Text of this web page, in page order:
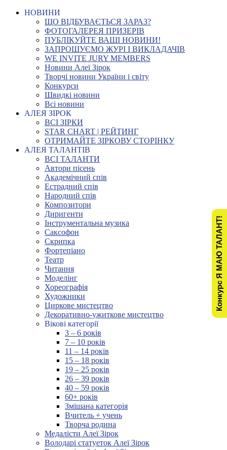
НОВИНИ
ЩО ВІДБУВАЄТЬСЯ ЗАРАЗ?
ФОТОГАЛЕРЕЯ ПРИЗЕРІВ
ПУБЛІКУЙТЕ ВАШІ НОВИНИ!
ЗАПРОШУЄМО ЖУРІ І ВИКЛАДАЧІВ
WE INVITE JURY MEMBERS
Новини Алеї Зірок
Творчі новини України і світу
Конкурси
Швидкі новини
Всі новини
АЛЕЯ ЗІРОК
ВСІ ЗІРКИ
STAR CHART | РЕЙТИНГ
ОТРИМАЙТЕ ЗІРКОВУ СТОРІНКУ
АЛЕЯ ТАЛАНТІВ
ВСІ ТАЛАНТИ
Автори пісень
Академічний спів
Естрадний спів
Народний спів
Композитори
Диригенти
Інструментальна музика
Саксофон
Скрипка
Фортепіано
Театр
Читання
Моделінг
Хореографія
Художники
Циркове мистецтво
Декоративно-ужиткове мистецтво
Вікові категорії
3 – 6 років
7 – 10 років
11 – 14 років
15 – 18 років
19 – 25 років
26 – 39 років
40 – 59 років
60+ років
Змішана категорія
Вчитель + учень
Творча родина
Медалісти Алеї Зірок
Володарі статуеток Алеї Зірок
Конкурс Я МАЮ ТАЛАНТ!